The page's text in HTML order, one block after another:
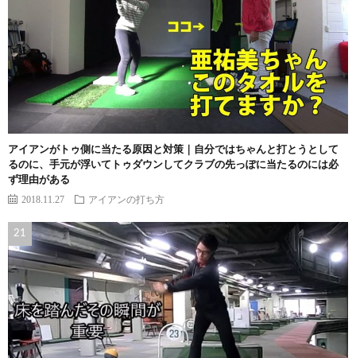
アイアンがトゥ側に当たる原因と対策｜自分ではちゃんと打とうとして
るのに、手元が浮いてトゥダウンしてクラブの先っぽに当たるのには必
ず理由がある
2018.11.27 アイアンの打ち方